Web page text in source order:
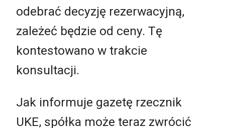
odebrać decyzję rezerwacyjną,
zależeć będzie od ceny. Tę
kontestowano w trakcie
konsultacji.
Jak informuje gazetę rzecznik
UKE, spółka może teraz zwrócić